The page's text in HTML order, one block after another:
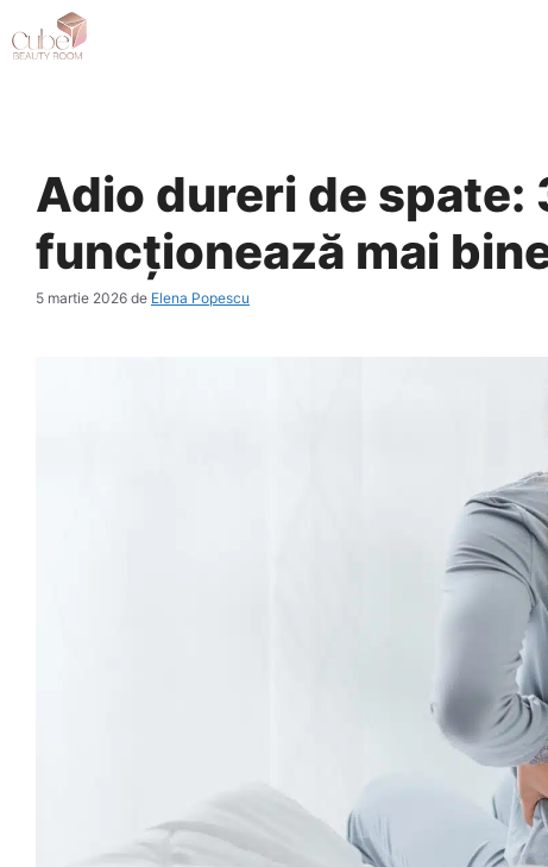
la
Adio dureri de spate:
funcționează mai
5 martie 2026 de Elena Popescu